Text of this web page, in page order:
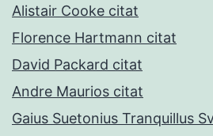
Alistair Cooke citat
Florence Hartmann citat
David Packard citat
Andre Maurios citat
Gaius Suetonius Tranquillus